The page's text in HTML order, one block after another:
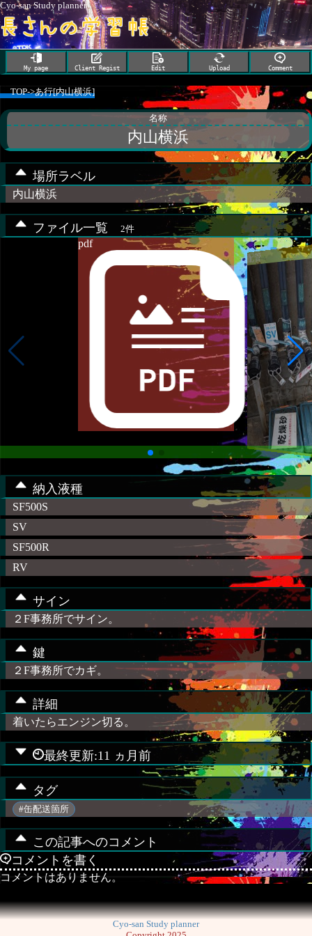
Cyo-san Study planner
My page Client Regist Edit Upload Comment
TOP->あ行[内山横浜]
名称
内山横浜
場所ラベル
内山横浜
ファイル一覧 2件
pdf
配管
納入液種
SF500S
SV
SF500R
RV
サイン
２F事務所でサイン。
鍵
２F事務所でカギ。
詳細
着いたらエンジン切る。
最終更新:11 ヵ月前
タグ
#缶配送箇所
この記事へのコメント
コメントを書く
コメントはありません。
Cyo-san Study planner